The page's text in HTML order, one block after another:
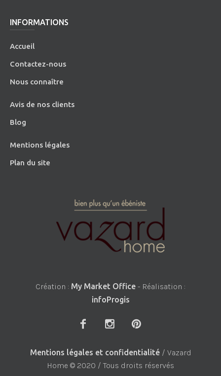
INFORMATIONS
Accueil
Contactez-nous
Nous connaître
Avis de nos clients
Blog
Mentions légales
Plan du site
Création : My Market Office - Réalisation :
infoProgis
Mentions légales et confidentialité/ Vazard
Home © 2020 / Tous droits réservés